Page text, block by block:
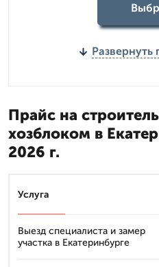
Прайс на
хозблоком в
2026 г.
Услуга
Выезд специалиста и замер
участка в Екатеринбурге